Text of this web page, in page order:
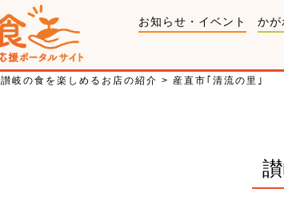
お知らせ・イベント かが
讃岐の食を楽しめるお店の紹介 > 産直市｢清流の里｣